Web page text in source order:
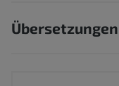
Übersetzungen